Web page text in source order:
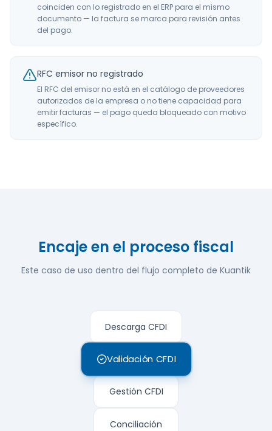
coinciden con lo registrado en el ERP para el mismo
documento — la factura se marca para revisión antes
del pago.
RFC emisor no registrado
El RFC del emisor no está en el catálogo de proveedores
autorizados de la empresa o no tiene capacidad para
emitir facturas — el pago queda bloqueado con motivo
específico.
Encaje en el proceso fiscal
Este caso de uso dentro del flujo completo de Kuantik
Descarga CFDI
Validación CFDI
Gestión CFDI
Conciliación